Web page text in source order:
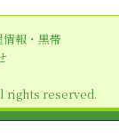
情報・黒帯
rights reserved.